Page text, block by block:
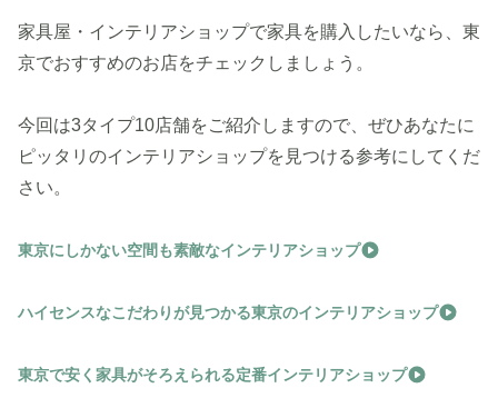
家具屋・インテリアショップで家具を購入したいなら、東
京でおすすめのお店をチェックしましょう。
今回は3タイプ10店舗をご紹介しますので、ぜひあなたに
ピッタリのインテリアショップを見つける参考にしてくだ
さい。
東京にしかない空間も素敵なインテリアショップ
ハイセンスなこだわりが見つかる東京のインテリアショップ
東京で安く家具がそろえられる定番インテリアショップ